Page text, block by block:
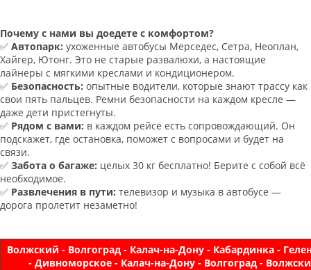
Почему с нами вы доедете с комфортом?
✅ Автопарк: ухоженные автобусы Мерседес, Сетра, Неоплан,
Хайгер, Ютонг. Это не старые развалюхи, а настоящие
лайнеры с мягкими креслами и кондиционером.
✅ Безопасность: опытные водители, которые знают трассу как
свои пять пальцев. Ремни безопасности на каждом кресле —
даже дети пристегнуты.
✅ Рядом с вами: в каждом рейсе есть сопровождающий. Он
подскажет, где остановка, поможет с вопросами и будет на
связи.
✅ Забота о багаже: целых 30 кг бесплатно! Берите с собой всё
необходимое.
✅ Развлечения в пути: телевизор и музыка в автобусе —
дорога пролетит незаметно!
Волжский - Волгоград - Калач-на-Дону - Кабардинка -
- Дивноморское - Калач-на-Дону - Волгоград -